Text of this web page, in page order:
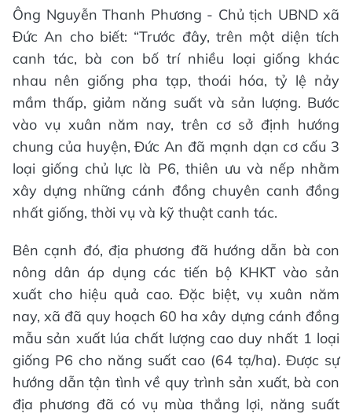
Ông Nguyễn Thanh Phương - Chủ tịch UBND xã
Đức An cho biết: “Trước đây, trên một diện tích
canh tác, bà con bố trí nhiều loại giống khác
nhau nên giống pha tạp, thoái hóa, tỷ lệ nảy
mầm thấp, giảm năng suất và sản lượng. Bước
vào vụ xuân năm nay, trên cơ sở định hướng
chung của huyện, Đức An đã mạnh dạn cơ cấu 3
loại giống chủ lực là P6, thiên ưu và nếp nhằm
xây dựng những cánh đồng chuyên canh đồng
nhất giống, thời vụ và kỹ thuật canh tác.
Bên cạnh đó, địa phương đã hướng dẫn bà con
nông dân áp dụng các tiến bộ KHKT vào sản
xuất cho hiệu quả cao. Đặc biệt, vụ xuân năm
nay, xã đã quy hoạch 60 ha xây dựng cánh đồng
mẫu sản xuất lúa chất lượng cao duy nhất 1 loại
giống P6 cho năng suất cao (64 tạ/ha). Được sự
hướng dẫn tận tình về quy trình sản xuất, bà con
địa phương đã có vụ mùa thắng lợi, năng suất